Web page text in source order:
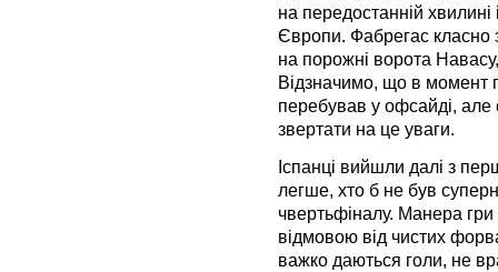
на передостанній хвилині
Європи. Фабрегас класно
на порожні ворота
Відзначимо, що в момент
перебував у офсайді, але
звертати на це уваги.
Іспанці вийшли далі з
легше, хто б не був
чвертьфіналу. Манера гри
відмовою від чистих
важко даються голи, не